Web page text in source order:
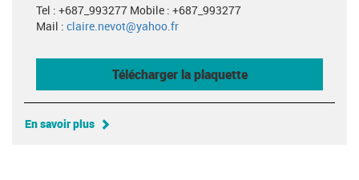
Tel : +687_993277 Mobile : +687_993277
Mail : claire.nevot@yahoo.fr
Télécharger la plaquette
En savoir plus